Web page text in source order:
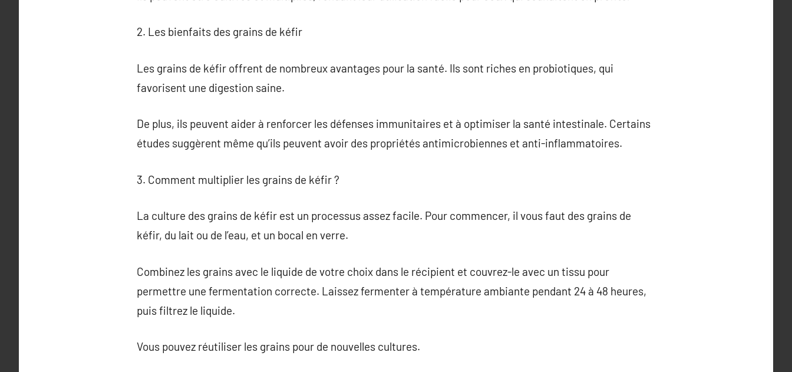
2. Les bienfaits des grains de kéfir
Les grains de kéfir offrent de nombreux avantages pour la santé. Ils sont riches en probiotiques, qui
favorisent une digestion saine.
De plus, ils peuvent aider à renforcer les défenses immunitaires et à optimiser la santé intestinale. Certains
études suggèrent même qu’ils peuvent avoir des propriétés antimicrobiennes et anti-inflammatoires.
3. Comment multiplier les grains de kéfir ?
La culture des grains de kéfir est un processus assez facile. Pour commencer, il vous faut des grains de
kéfir, du lait ou de l’eau, et un bocal en verre.
Combinez les grains avec le liquide de votre choix dans le récipient et couvrez-le avec un tissu pour
permettre une fermentation correcte. Laissez fermenter à température ambiante pendant 24 à 48 heures,
puis filtrez le liquide.
Vous pouvez réutiliser les grains pour de nouvelles cultures.